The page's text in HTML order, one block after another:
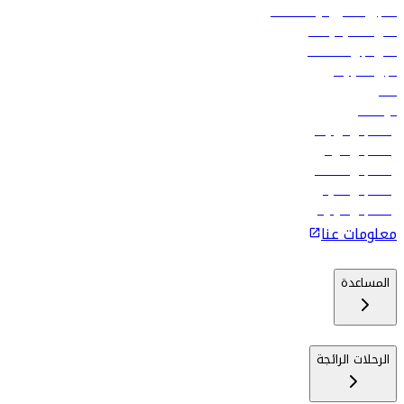
تسجيل الدخول لوكلاء السفر
أدنى أسعار الرحلات
فلاي دبي للعطلات
تأجير السيارات
فنادق
الوظائف
رحلات إلى تبيليسي
رحلات إلى الرياض
رحلات إلى مسقط
رحلات إلى ماليه
رحلات إلى كولومبو
معلومات عنا
المساعدة
الرحلات الرائجة